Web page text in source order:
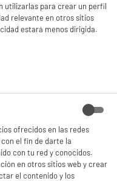
utilizarlas para crear un perfil
relevante en otros sitios
estará menos dirigida.
ofrecidos en las redes
el fin de darte la
con tu red y conocidos.
en otros sitios web y crear
el contenido y los